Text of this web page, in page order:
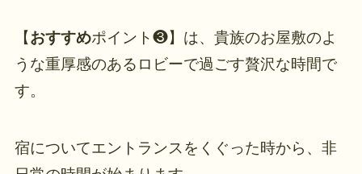
【おすすめポイント❸】は、貴族のお屋敷のよ
うな重厚感のあるロビーで過ごす贅沢な時間で
す。
宿についてエントランスをくぐった時から、非